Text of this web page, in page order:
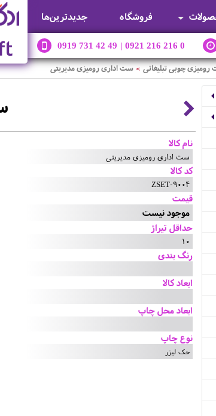
فروشگاه جديدترين‌ها
0919 731 42 49 | 0921 216 216 0
چوبی تبلیغاتی > ست اداری رومیزی مدیریتی
نام کالا
ست اداری رومیزی مدیریتی
کد کالا
ZSET-9004
قیمت
موجود نیست
حداقل تیراژ
10
رنگ بندی
ابعاد کالا
ابعاد محل چاپ
نوع چاپ
حک لیزر